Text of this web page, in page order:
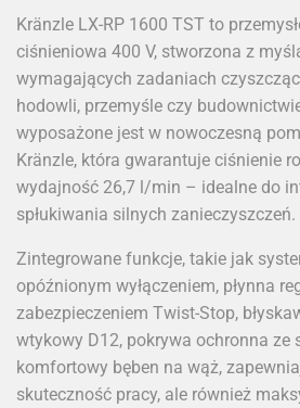
Kränzle LX-RP 1600 TST to
ciśnieniowa 400 V, stworzona z
wymagających zadaniach
hodowli, przemyśle czy
wyposażone jest w nowoczesną
Kränzle, która gwarantuje ciśnienie
wydajność 26,7 l/min – idealne do
spłukiwania silnych zanieczyszczeń.
Zintegrowane funkcje, takie jak
opóźnionym wyłączeniem, płynna
zabezpieczeniem Twist-Stop,
wtykowy D12, pokrywa ochronna ze
komfortowy bęben na wąż,
skuteczność pracy, ale również